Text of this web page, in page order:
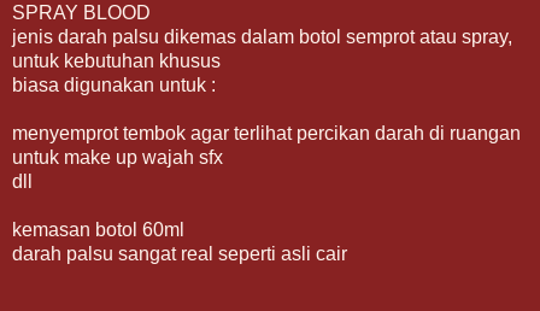
SPRAY BLOOD
jenis darah palsu dikemas dalam botol semprot atau spray,
untuk kebutuhan khusus
biasa digunakan untuk :
menyemprot tembok agar terlihat percikan darah di ruangan
untuk make up wajah sfx
dll
kemasan botol 60ml
darah palsu sangat real seperti asli cair